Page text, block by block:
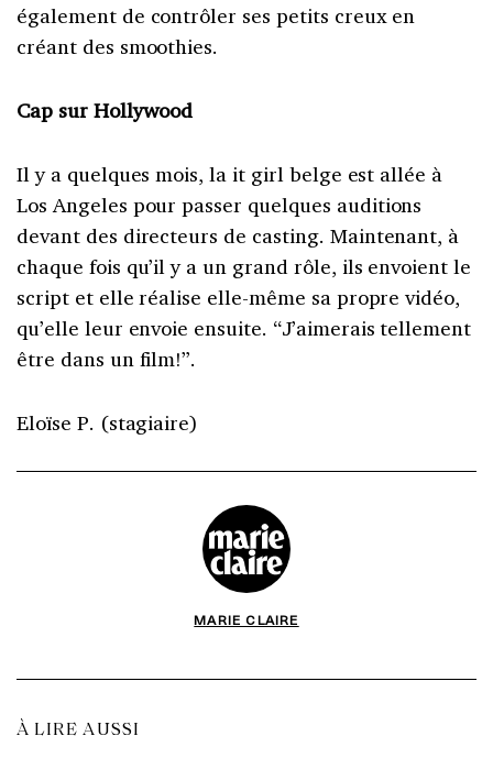
également de contrôler ses petits creux en
créant des smoothies.
Cap sur Hollywood
Il y a quelques mois, la it girl belge est allée à
Los Angeles pour passer quelques auditions
devant des directeurs de casting. Maintenant, à
chaque fois qu’il y a un grand rôle, ils envoient le
script et elle réalise elle-même sa propre vidéo,
qu’elle leur envoie ensuite. “J’aimerais tellement
être dans un film!”.
Eloïse P. (stagiaire)
MARIE CLAIRE
À LIRE AUSSI